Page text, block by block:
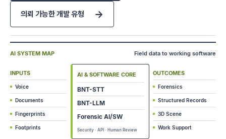
의뢰 가능한 개발 유형 →
AI SYSTEM MAP Field data to working software
INPUTS
Voice
Documents
Fingerprints
Footprints
AI & SOFTWARE CORE
BNT-STT
BNT-LLM
Forensic AI/SW
Security · API · Human Review
OUTCOMES
Forensics
Structured Records
3D Scene
Work Support